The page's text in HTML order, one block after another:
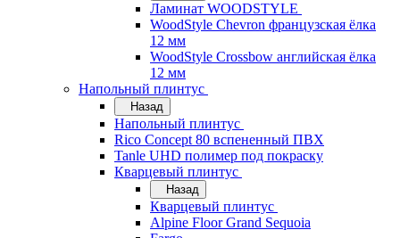
Ламинат WOODSTYLE
WoodStyle Chevron французская ёлка
12 мм
WoodStyle Crossbow английская ёлка
12 мм
Напольный плинтус
Назад
Напольный плинтус
Rico Concept 80 вспененный ПВХ
Tanle UHD полимер под покраску
Кварцевый плинтус
Назад
Кварцевый плинтус
Alpine Floor Grand Sequoia